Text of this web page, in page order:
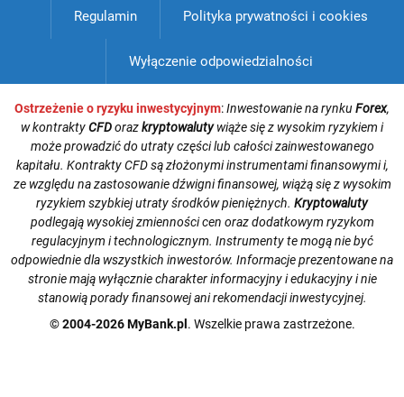
Regulamin Polityka prywatności i cookies
Wyłączenie odpowiedzialności
Ostrzeżenie o ryzyku inwestycyjnym:Inwestowanie na rynkuForex,
w kontraktyCFDorazkryptowalutywiąże się z wysokim ryzykiem i
może prowadzić do utraty części lub całości zainwestowanego
kapitału. Kontrakty CFD są złożonymi instrumentami finansowymi i,
ze względu na zastosowanie dźwigni finansowej, wiążą się z wysokim
ryzykiem szybkiej utraty środków pieniężnych. Kryptowaluty
podlegają wysokiej zmienności cen oraz dodatkowym ryzykom
regulacyjnym i technologicznym. Instrumenty te mogą nie być
odpowiednie dla wszystkich inwestorów. Informacje prezentowane na
stronie mają wyłącznie charakter informacyjny i edukacyjny i nie
stanowią porady finansowej ani rekomendacji inwestycyjnej.
© 2004-2026 MyBank.pl . Wszelkie prawa zastrzeżone.